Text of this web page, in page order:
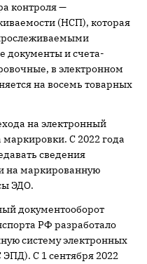
контроля —
(НСП), которая
документы и счета-
в электронном
на восемь товарных
на электронный
маркировки. С 2022 года
сведения
на маркированную
ЭДО.
документооборот
РФ разработало
систему электронных
С 1 сентября 2022